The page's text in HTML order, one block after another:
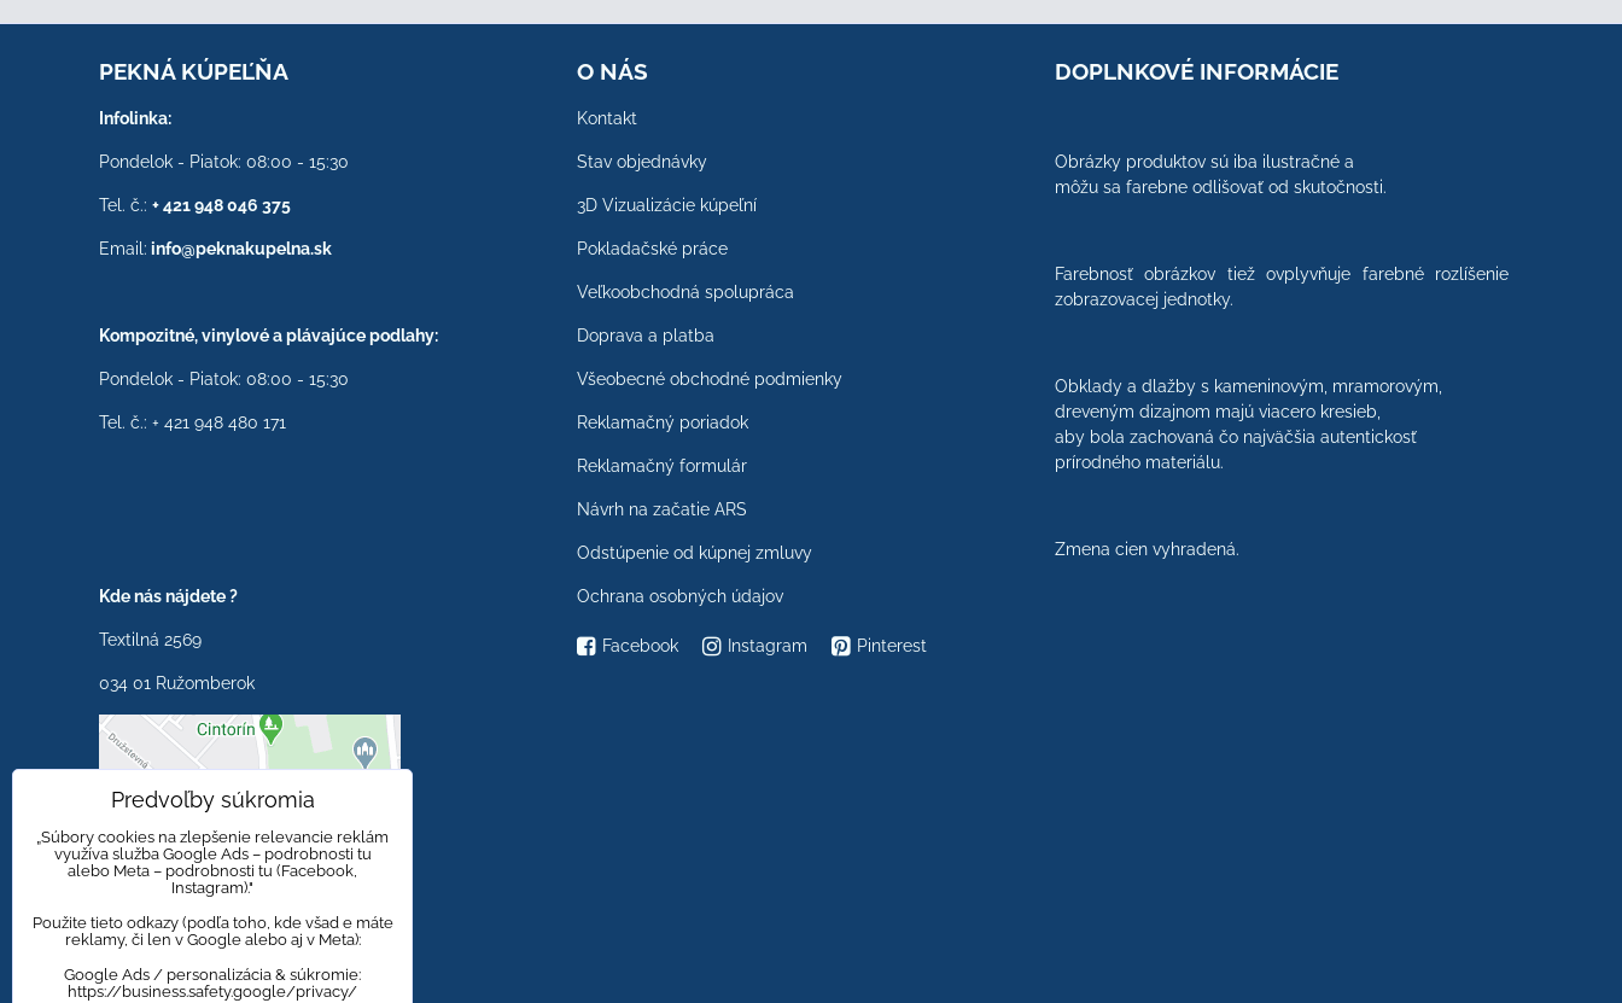
PEKNÁ KÚPEĽŇA
Infolinka:
Pondelok - Piatok: 08:00 - 15:30
Tel. č.: + 421 948 046 375
Email: info@peknakupelna.sk
Kompozitné, vinylové a plávajúce podlahy:
Pondelok - Piatok: 08:00 - 15:30
Tel. č.: + 421 948 480 171
Kde nás nájdete ?
Textilná 2569
034 01 Ružomberok
Externý obsah je
blokovaný Voľbami
súkromia
Prajete si načítať externý
O NÁS
Kontakt
Stav objednávky
3D Vizualizácie kúpeľní
Pokladačské práce
Veľkoobchodná spolupráca
Doprava a platba
Všeobecné obchodné podmienky
Reklamačný poriadok
Reklamačný formulár
Návrh na začatie ARS
Odstúpenie od kúpnej zmluvy
Ochrana osobných údajov
Facebook Instagram Pinterest
DOPLNKOVÉ INFORMÁCIE
Obrázky produktov sú iba ilustračné a
môžu sa farebne odlišovať od skutočnosti.
Farebnosť obrázkov tiež ovplyvňuje farebné rozlíšenie
zobrazovacej jednotky.
Obklady a dlažby s kameninovým, mramorovým,
dreveným dizajnom majú viacero kresieb,
aby bola zachovaná čo najväčšia autentickosť
prírodného materiálu.
Zmena cien vyhradená.
Predvoľby súkromia
„Súbory cookies na zlepšenie relevancie reklám
využíva služba Google Ads – podrobnosti tu
alebo Meta – podrobnosti tu (Facebook,
Instagram)."
Použite tieto odkazy (podľa toho, kde všad e máte
reklamy, či len v Google alebo aj v Meta):
Google Ads / personalizácia & súkromie:
https://business.safety.google/privacy/